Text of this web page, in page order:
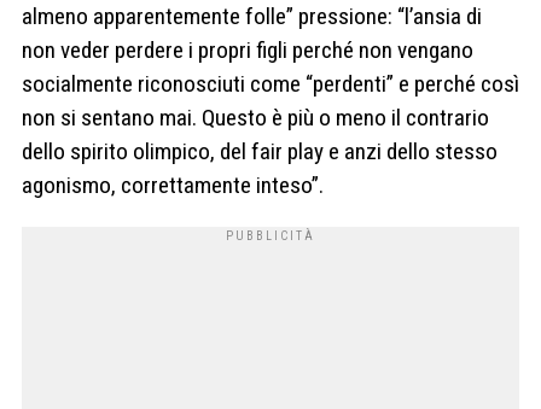
almeno apparentemente folle” pressione: “l’ansia di
non veder perdere i propri figli perché non vengano
socialmente riconosciuti come “perdenti” e perché così
non si sentano mai. Questo è più o meno il contrario
dello spirito olimpico, del fair play e anzi dello stesso
agonismo, correttamente inteso”.